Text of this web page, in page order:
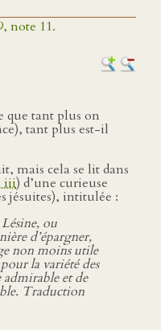
note 11.
que tant plus on
tant plus est-il
mais cela se lit dans
iii) d’une curieuse
jésuites), intitulée :
ou
d’épargner,
non moins utile
la variété des
et de
Traduction